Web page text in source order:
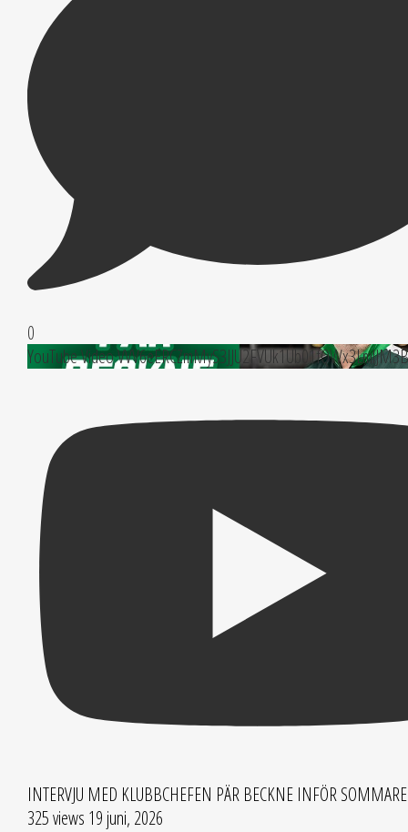
0
YouTube Video
INTERVJU MED KLUBBCHEFEN PÄR BECKNE INFÖR
325 views 19 juni, 2026